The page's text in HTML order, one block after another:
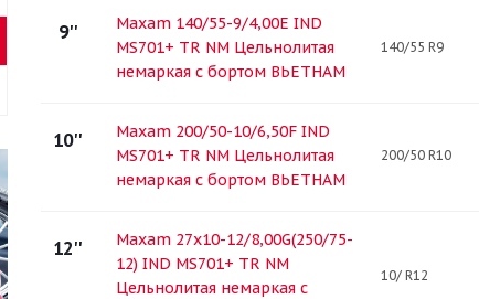
9''
Maxam 140/55-9/4,00E IND
MS701+ TR NM Цельнолитая
немаркая с бортом ВЬЕТНАМ
140/55 R9
10''
Maxam 200/50-10/6,50F IND
MS701+ TR NM Цельнолитая
немаркая с бортом ВЬЕТНАМ
200/50 R10
12''
Maxam 27x10-12/8,00G(250/75-
12) IND MS701+ TR NM
Цельнолитая немаркая с
10/ R12